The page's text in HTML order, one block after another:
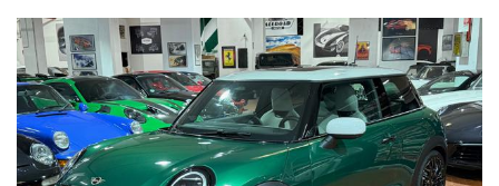
Pelle totale ivory
Cambio automatico e sequenziale
Fari led
Luci ambiente
Cerchi in lega
Tetto bianco
Telecamere 360
Sedili Riscaldabili